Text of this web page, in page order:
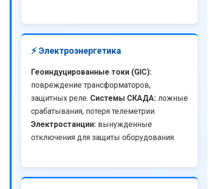
⚡ Электроэнергетика
Геоиндуцированные токи (GIC):
повреждение трансформаторов,
защитных реле. Системы СКАДА: ложные
срабатывания, потеря телеметрии.
Электростанции: вынужденные
отключения для защиты оборудования.